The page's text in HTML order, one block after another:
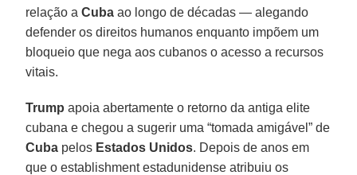
relação aCuba ao longo de décadas — alegando
defender os direitos humanos enquanto impõem um
bloqueio que nega aos cubanos o acesso a recursos
vitais.
Trump apoia abertamente o retorno da antiga elite
cubana e chegou a sugerir uma “tomada amigável” de
Cuba pelos Estados Unidos. Depois de anos em
que o establishment estadunidense atribuiu os